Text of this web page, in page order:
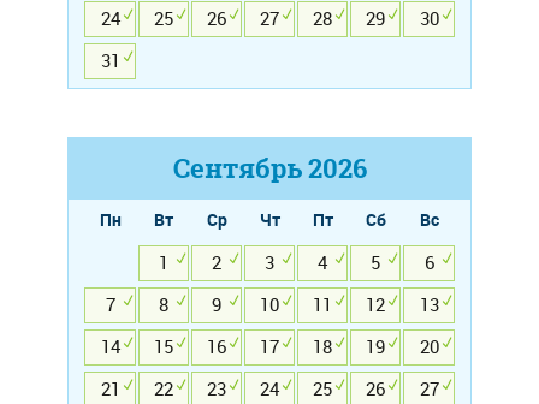
24
25 26 27 28 29
30
31
Сентябрь2026
Пн Вт Ср Чт Пт Сб
Вс
1
2 3 4 5
6
7
8 9 10 11 12
13
14
15 16 17 18 19
20
21
22 23 24 25 26
27